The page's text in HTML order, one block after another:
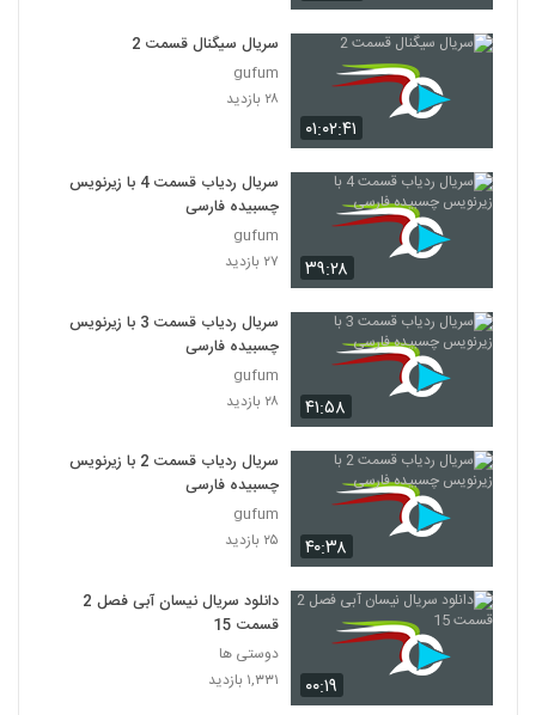
13
سریال Friends فصل اول قسمت 13
۵۱۶ بازدید
۲,۲۹۹ بازدید
16
سریال Friends فصل اول قسمت 16
۴۴۸ بازدید
سریال Friends فصل اول قسمت 17
۲۴۲ بازدید
19
۳۴۸ بازدید
20
سریال Friends فصل اول قسمت 20
۲۴۷ بازدید
۰۱:۰۲:۴۱
سریال سیگنال قسمت 2
gufum
۲۸ بازدید
۳۹:۲۸
سریال ردیاب قسمت 4 با زیرنویس
چسبیده فارسی
gufum
۲۷ بازدید
۴۱:۵۸
سریال ردیاب قسمت 3 با زیرنویس
چسبیده فارسی
gufum
۲۸ بازدید
۴۰:۳۸
سریال ردیاب قسمت 2 با زیرنویس
چسبیده فارسی
gufum
۲۵ بازدید
۰۰:۱۹
دانلود سریال نیسان آبی فصل 2
قسمت 15
دوستی ها
۱,۳۳۱ بازدید